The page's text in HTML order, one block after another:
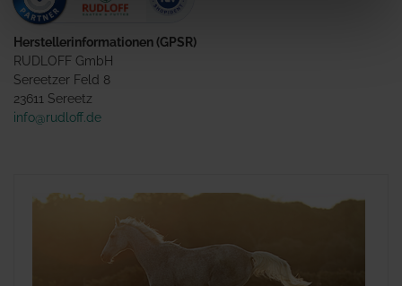
Herstellerinformationen (GPSR)
RUDLOFF GmbH
Sereetzer Feld 8
23611 Sereetz
info@rudloff.de